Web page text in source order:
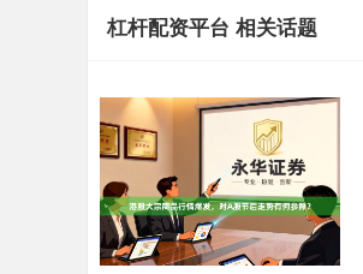
杠杆配资平台 相关话题